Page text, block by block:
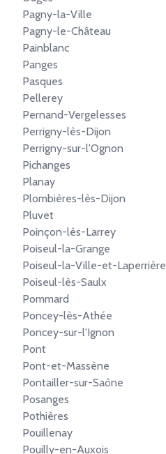
Pagny-la-Ville
Pagny-le-Château
Painblanc
Panges
Pasques
Pellerey
Pernand-Vergelesses
Perrigny-lès-Dijon
Perrigny-sur-l'Ognon
Pichanges
Planay
Plombières-lès-Dijon
Pluvet
Poinçon-lès-Larrey
Poiseul-la-Grange
Poiseul-la-Ville-et-Laperrière
Poiseul-lès-Saulx
Pommard
Poncey-lès-Athée
Poncey-sur-l'Ignon
Pont
Pont-et-Massène
Pontailler-sur-Saône
Posanges
Pothières
Pouillenay
Pouilly-en-Auxois